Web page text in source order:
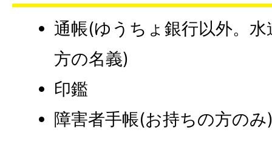
通帳(ゆうちょ銀行以外。
方の名義)
印鑑
障害者手帳(お持ちの方のみ